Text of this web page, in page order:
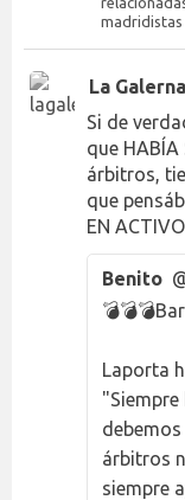
La Galerna
Si de
que HABÍA
árbitros,
que
EN
Benito
Laporta
árbitros
siempre